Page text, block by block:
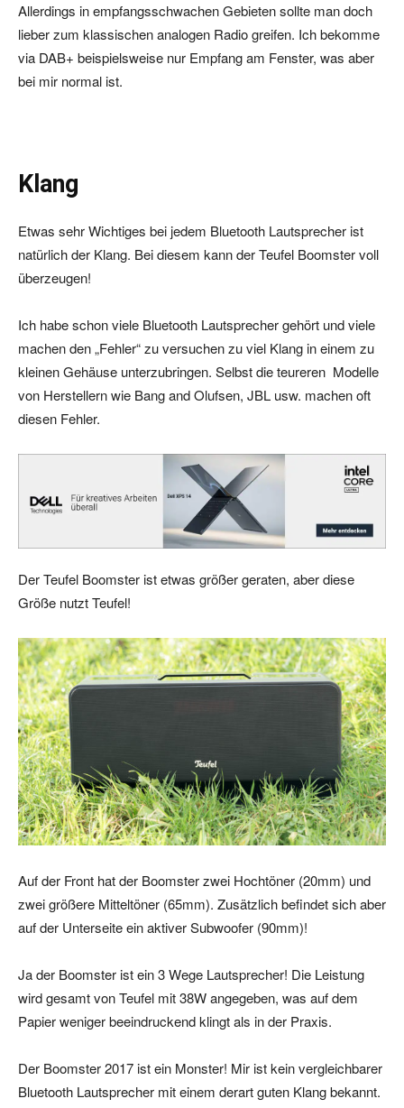
Allerdings in empfangsschwachen Gebieten sollte man doch
lieber zum klassischen analogen Radio greifen. Ich bekomme
via DAB+ beispielsweise nur Empfang am Fenster, was aber
bei mir normal ist.
Klang
Etwas sehr Wichtiges bei jedem Bluetooth Lautsprecher ist
natürlich der Klang. Bei diesem kann der Teufel Boomster voll
überzeugen!
Ich habe schon viele Bluetooth Lautsprecher gehört und viele
machen den „Fehler“ zu versuchen zu viel Klang in einem zu
kleinen Gehäuse unterzubringen. Selbst die teureren Modelle
von Herstellern wie Bang and Olufsen, JBL usw. machen oft
diesen Fehler.
Der Teufel Boomster ist etwas größer geraten, aber diese
Größe nutzt Teufel!
Auf der Front hat der Boomster zwei Hochtöner (20mm) und
zwei größere Mitteltöner (65mm). Zusätzlich befindet sich aber
auf der Unterseite ein aktiver Subwoofer (90mm)!
Ja der Boomster ist ein 3 Wege Lautsprecher! Die Leistung
wird gesamt von Teufel mit 38W angegeben, was auf dem
Papier weniger beeindruckend klingt als in der Praxis.
Der Boomster 2017 ist ein Monster! Mir ist kein vergleichbarer
Bluetooth Lautsprecher mit einem derart guten Klang bekannt.